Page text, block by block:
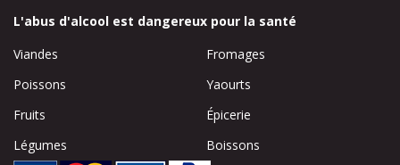
L'abus d'alcool est dangereux pour la santé
Viandes
Poissons
Fruits
Légumes
Fromages
Yaourts
Épicerie
Boissons